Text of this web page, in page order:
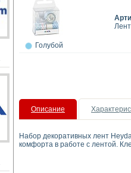
Голубой
Описание
Набор декоративных лент
комфорта в работе с лентой.